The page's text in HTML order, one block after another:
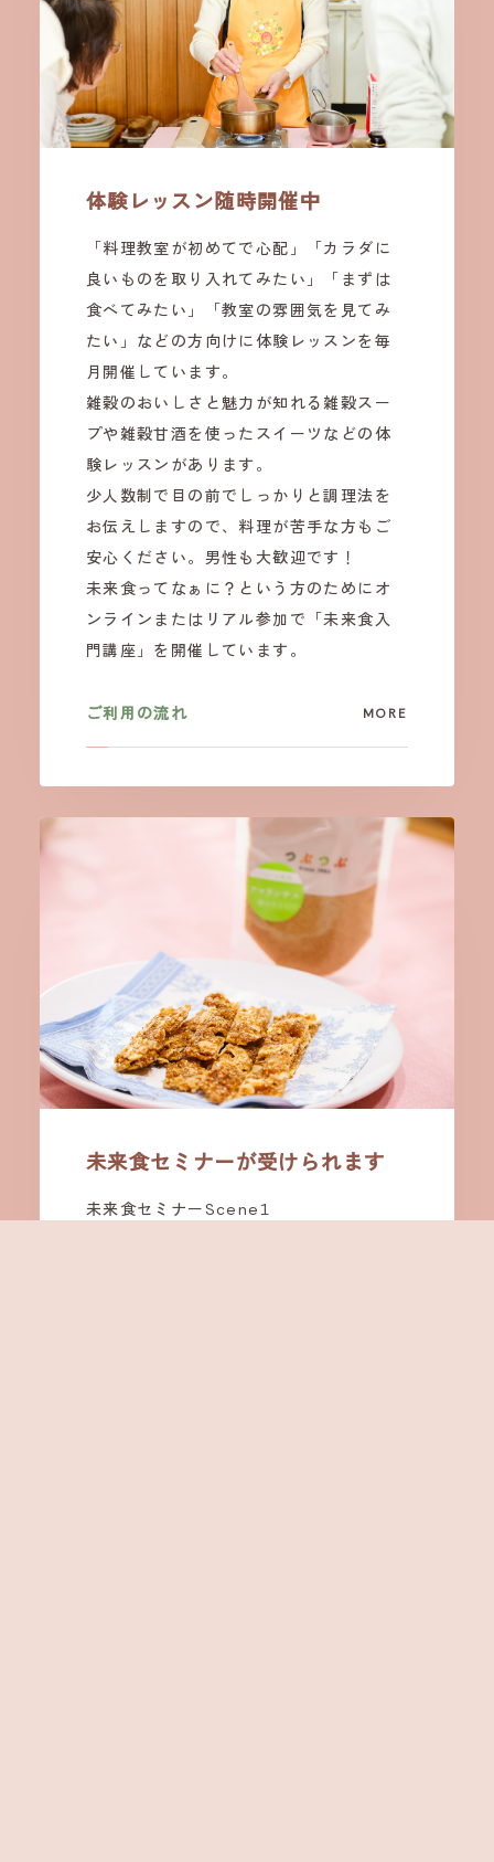
体験レッスン随時開催中
「料理教室が初めてで心配」「カラダに
良いものを取り入れてみたい」「まずは
食べてみたい」「教室の雰囲気を見てみ
たい」などの方向けに体験レッスンを毎
月開催しています。
雑穀のおいしさと魅力が知れる雑穀スー
プや雑穀甘酒を使ったスイーツなどの体
験レッスンがあります。
少人数制で目の前でしっかりと調理法を
お伝えしますので、料理が苦手な方もご
安心ください。男性も大歓迎です！
未来食ってなぁに？という方のためにオ
ンラインまたはリアル参加で「未来食入
門講座」を開催しています。
ご利用の流れ
未来食セミナーが受けられます
未来食セミナーScene1